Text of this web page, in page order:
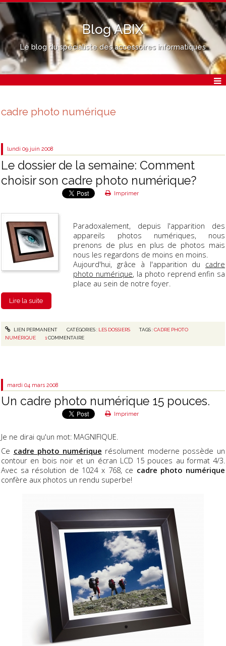
Blog ABIX
Le blog du spécialiste des accessoires informatiques
cadre photo numérique
lundi 09 juin 2008
Le dossier de la semaine: Comment
choisir son cadre photo numérique?
Imprimer
Paradoxalement, depuis l'apparition des
appareils photos numériques, nous
prenons de plus en plus de photos mais
nous les regardons de moins en moins.
Aujourd'hui, grâce à l'apparition du cadre
photo numérique, la photo reprend enfin sa
place au sein de notre foyer.
Lire la suite
LIEN PERMANENT CATÉGORIES : LES DOSSIERS TAGS :CADRE PHOTO
NUMÉRIQUE
1 COMMENTAIRE
mardi 04 mars 2008
Un cadre photo numérique 15 pouces.
Imprimer
Je ne dirai qu'un mot: MAGNIFIQUE.
Ce cadre photo numérique résolument moderne possède un
contour en bois noir et un écran LCD 15 pouces au format 4/3.
Avec sa résolution de 1024 x 768, ce cadre photo numérique
confère aux photos un rendu superbe!